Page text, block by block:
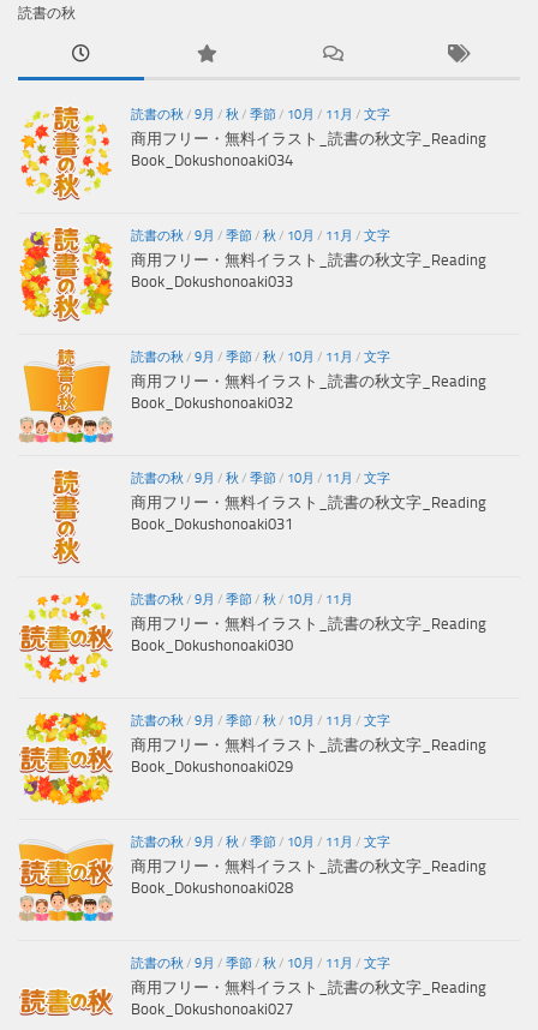
読書の秋
読書の秋 / 9月 / 秋 / 季節/ 10月 / 11月 / 文字
商用フリー・無料イラスト_読書の秋文字_Reading
Book_Dokushonoaki034
読書の秋 / 9月 / 季節/ 秋 / 10月 / 11月 / 文字
商用フリー・無料イラスト_読書の秋文字_Reading
Book_Dokushonoaki033
読書の秋 / 9月 / 季節/ 秋 / 10月 / 11月 / 文字
商用フリー・無料イラスト_読書の秋文字_Reading
Book_Dokushonoaki032
読書の秋 / 9月 / 秋 / 季節/ 10月 / 11月 / 文字
商用フリー・無料イラスト_読書の秋文字_Reading
Book_Dokushonoaki031
読書の秋 / 9月 / 季節/ 秋 / 10月 / 11月
商用フリー・無料イラスト_読書の秋文字_Reading
Book_Dokushonoaki030
読書の秋 / 9月 / 季節/ 秋 / 10月 / 11月 / 文字
商用フリー・無料イラスト_読書の秋文字_Reading
Book_Dokushonoaki029
読書の秋 / 9月 / 秋 / 季節/ 10月 / 11月 / 文字
商用フリー・無料イラスト_読書の秋文字_Reading
Book_Dokushonoaki028
読書の秋 / 9月 / 季節/ 秋 / 10月 / 11月 / 文字
商用フリー・無料イラスト_読書の秋文字_Reading
Book_Dokushonoaki027